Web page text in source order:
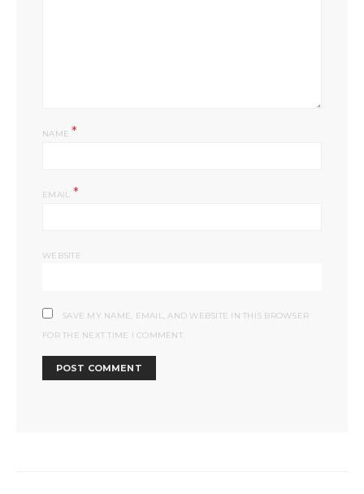
NAME*
EMAIL *
WEBSITE
SAVE MY NAME, EMAIL, AND WEBSITE IN THIS BROWSER
FOR THE NEXT TIME I COMMENT.